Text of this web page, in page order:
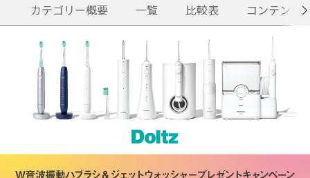
カテゴリー概要 一覧 比較表 コンテンツ